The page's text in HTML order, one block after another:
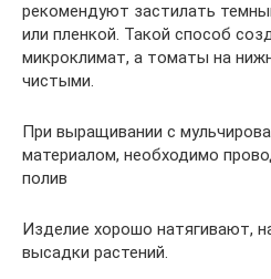
рекомендуют застилать
или пленкой. Такой способ
микроклимат, а томаты на
чистыми.
При выращивании с
материалом, необходимо
полив
Изделие хорошо натягивают,
высадки растений.